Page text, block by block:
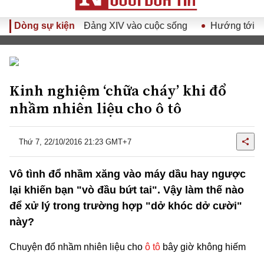
Dòng sự kiện
Đại hội Đảng XIV vào cuộc sống Hướng tới Đại hội đại
Kinh nghiệm ‘chữa cháy’ khi đổ
nhầm nhiên liệu cho ô tô
Thứ 7, 22/10/2016 21:23 GMT+7
Vô tình đổ nhầm xăng vào máy dầu hay ngược
lại khiến bạn "vò đầu bứt tai". Vậy làm thế nào
để xử lý trong trường hợp "dở khóc dở cười"
này?
Chuyện đổ nhầm nhiên liệu cho ô tô bây giờ không hiếm